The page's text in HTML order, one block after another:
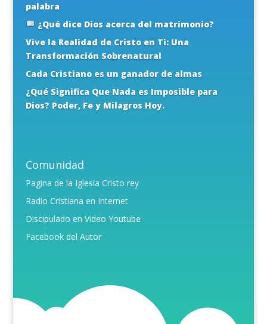
palabra
¿Qué dice Dios acerca del matrimonio?
Vive la Realidad de Cristo en Ti: Una
Transformación Sobrenatural
Cada Cristiano es un ganador de almas
¿Qué Significa Que Nada es Imposible para
Dios? Poder, Fe y Milagros Hoy.
Comunidad
Pagina de la Iglesia Cristo rey
Radio Cristiana en Internet
Discipulado en Video Youtube
Facebook del Autor